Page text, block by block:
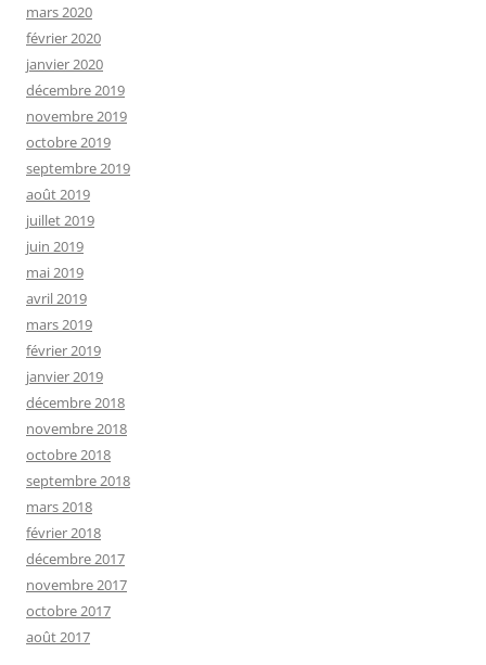
mars 2020
février 2020
janvier 2020
décembre 2019
novembre 2019
octobre 2019
septembre 2019
août 2019
juillet 2019
juin 2019
mai 2019
avril 2019
mars 2019
février 2019
janvier 2019
décembre 2018
novembre 2018
octobre 2018
septembre 2018
mars 2018
février 2018
décembre 2017
novembre 2017
octobre 2017
août 2017